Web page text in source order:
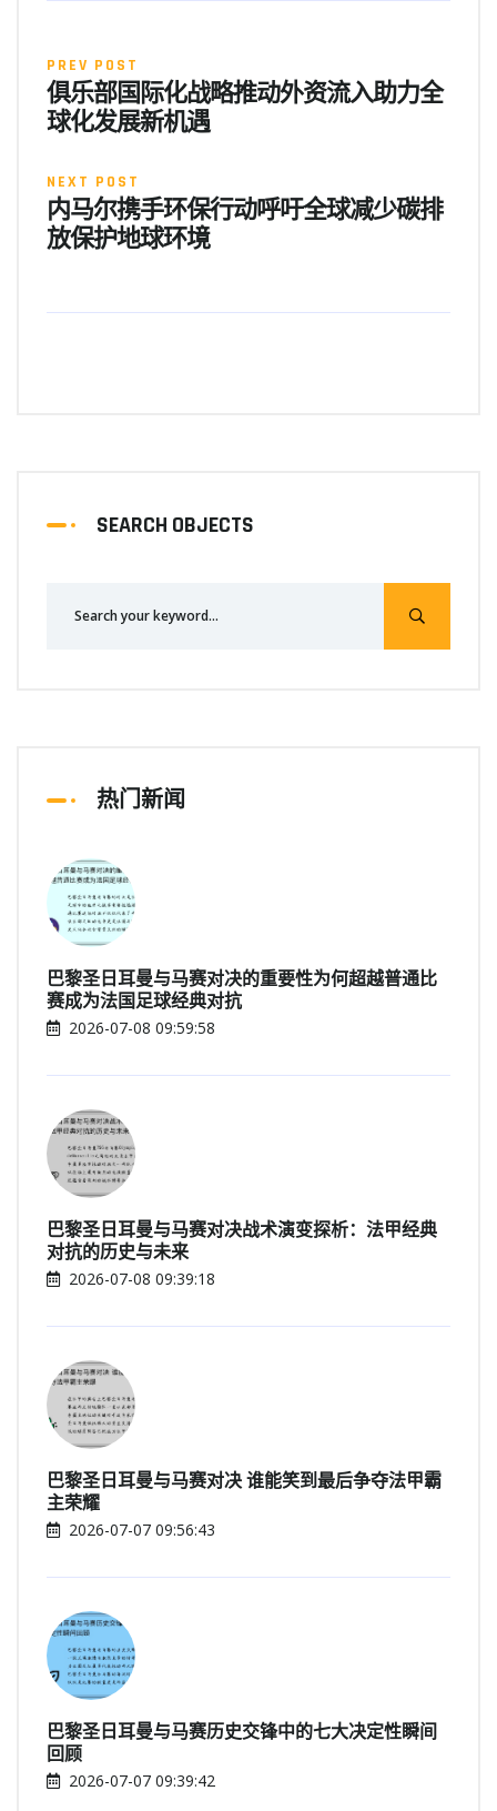
PREV POST
俱乐部国际化战略推动外资流入助力全
球化发展新机遇
NEXT POST
内马尔携手环保行动呼吁全球减少碳排
放保护地球环境
SEARCH OBJECTS
热门新闻
巴黎圣日耳曼与马赛对决的重要性为何超越普通比
赛成为法国足球经典对抗
2026-07-08 09:59:58
巴黎圣日耳曼与马赛对决战术演变探析：法甲经典
对抗的历史与未来
2026-07-08 09:39:18
巴黎圣日耳曼与马赛对决 谁能笑到最后争夺法甲霸
主荣耀
2026-07-07 09:56:43
巴黎圣日耳曼与马赛历史交锋中的七大决定性瞬间
回顾
2026-07-07 09:39:42